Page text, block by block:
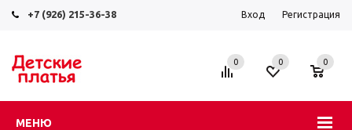
+7 (926) 215-36-38 Вход Регистрация
МЕНЮ
0 0 0